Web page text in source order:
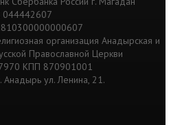
044442607
организация Анадырская и
Православной Церкви
КПП 870901001
ул. Ленина, 21.